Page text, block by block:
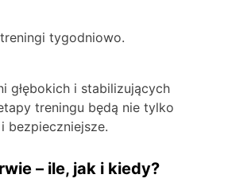
tygodniowo.
głębokich i stabilizujących
treningu będą nie tylko
bezpieczniejsze.
– ile, jak i kiedy?